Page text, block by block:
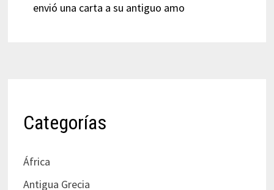
envió una carta a su antiguo amo
Categorías
África
Antigua Grecia